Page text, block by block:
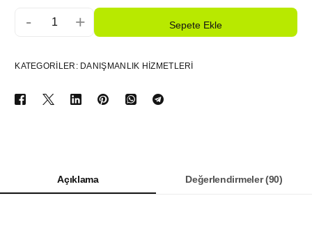
puan aldı
+
- Sepete Ekle
KATEGORILER: DANIŞMANLIK HIZMETLERI
Açıklama Değerlendirmeler (90)